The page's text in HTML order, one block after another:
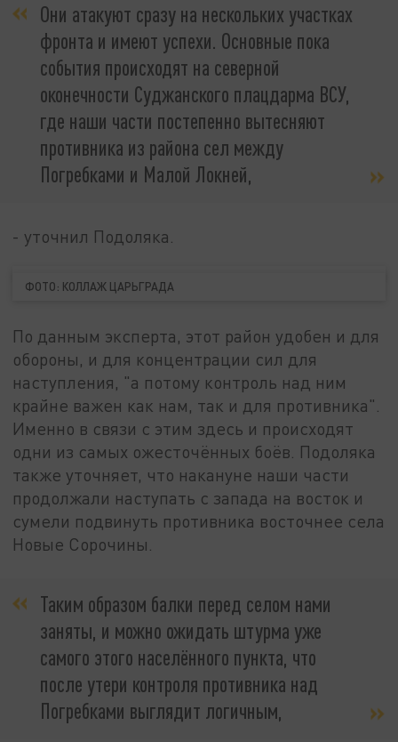
Они атакуют сразу на нескольких участках
фронта и имеют успехи. Основные пока
события происходят на северной
оконечности Суджанского плацдарма ВСУ,
где наши части постепенно вытесняют
противника из района сел между
Погребками и Малой Локней,
- уточнил Подоляка.
ФОТО: КОЛЛАЖ ЦАРЬГРАДА
По данным эксперта, этот район удобен и для
обороны, и для концентрации сил для
наступления, "а потому контроль над ним
крайне важен как нам, так и для противника".
Именно в связи с этим здесь и происходят
одни из самых ожесточённых боёв. Подоляка
также уточняет, что накануне наши части
продолжали наступать с запада на восток и
сумели подвинуть противника восточнее села
Новые Сорочины.
Таким образом балки перед селом нами
заняты, и можно ожидать штурма уже
самого этого населённого пункта, что
после утери контроля противника над
Погребками выглядит логичным,